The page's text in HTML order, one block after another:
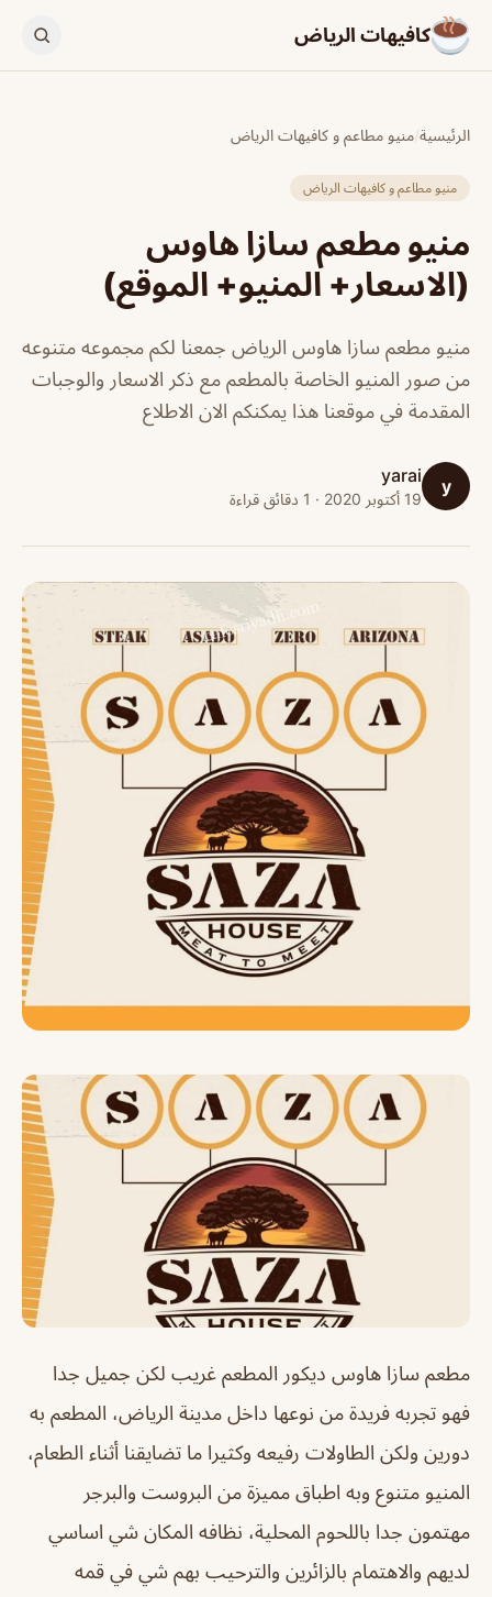
كافيهات الرياض
الرئيسية/منيو مطاعم و كافيهات الرياض
منيو مطاعم و كافيهات الرياض
منيو مطعم سازا هاوس
(الاسعار+ المنيو+ الموقع)
منيو مطعم سازا هاوس الرياض جمعنا لكم مجموعه متنوعه
من صور المنيو الخاصة بالمطعم مع ذكر الاسعار والوجبات
المقدمة في موقعنا هذا يمكنكم الان الاطلاع
y
yarai
19 أكتوبر 2020 · 1 دقائق قراءة
مطعم سازا هاوس ديكور المطعم غريب لكن جميل جدا
فهو تجربه فريدة من نوعها داخل مدينة الرياض، المطعم به
دورين ولكن الطاولات رفيعه وكثيرا ما تضايقنا أثناء الطعام،
المنيو متنوع وبه اطباق مميزة من البروست والبرجر
مهتمون جدا باللحوم المحلية، نظافه المكان شي اساسي
لديهم والاهتمام بالزائرين والترحيب بهم شي في قمه